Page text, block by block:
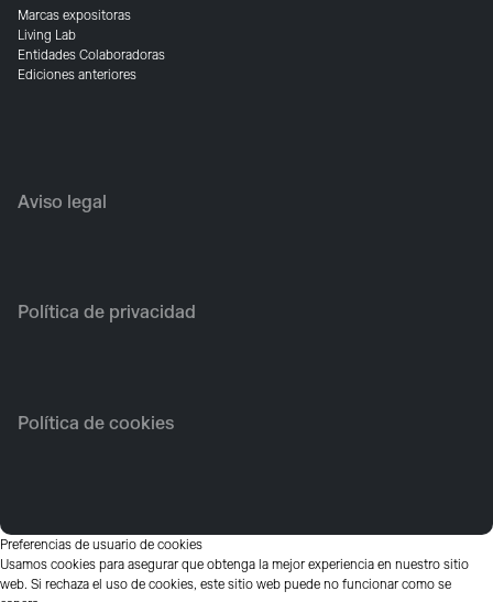
Marcas expositoras
Living Lab
Entidades Colaboradoras
Ediciones anteriores
Aviso legal
Política de privacidad
Política de cookies
Preferencias de usuario de cookies
Usamos cookies para asegurar que obtenga la mejor experiencia en nuestro sitio
web. Si rechaza el uso de cookies, este sitio web puede no funcionar como se